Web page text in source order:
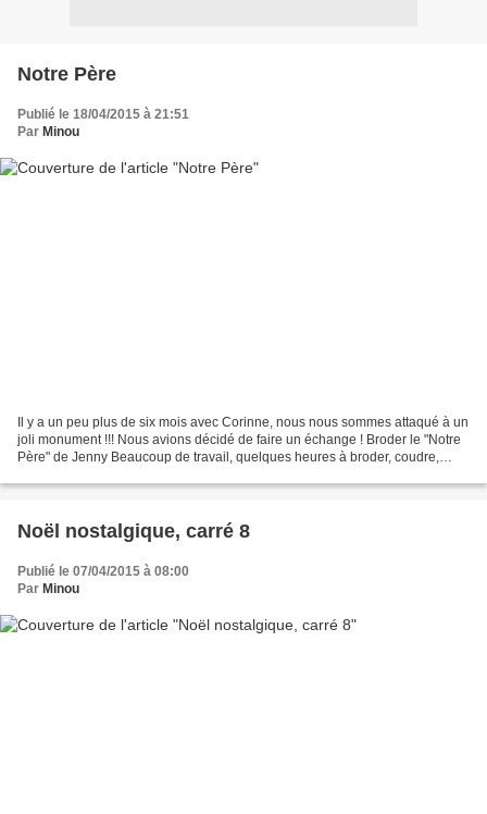
Notre Père
Publié le 18/04/2015 à 21:51
Par Minou
Il y a un peu plus de six mois avec Corinne, nous nous sommes attaqué à un
joli monument !!! Nous avions décidé de faire un échange ! Broder le "Notre
Père" de Jenny Beaucoup de travail, quelques heures à broder, coudre,
Noël nostalgique, carré 8
Publié le 07/04/2015 à 08:00
Par Minou